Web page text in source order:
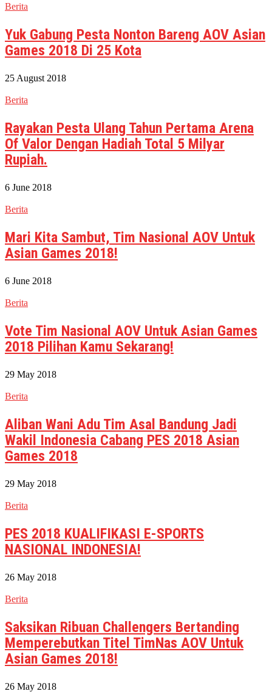
Berita
Yuk Gabung Pesta Nonton Bareng AOV Asian
Games 2018 Di 25 Kota
25 August 2018
Berita
Rayakan Pesta Ulang Tahun Pertama Arena
Of Valor Dengan Hadiah Total 5 Milyar
Rupiah.
6 June 2018
Berita
Mari Kita Sambut, Tim Nasional AOV Untuk
Asian Games 2018!
6 June 2018
Berita
Vote Tim Nasional AOV Untuk Asian Games
2018 Pilihan Kamu Sekarang!
29 May 2018
Berita
Aliban Wani Adu Tim Asal Bandung Jadi
Wakil Indonesia Cabang PES 2018 Asian
Games 2018
29 May 2018
Berita
PES 2018 KUALIFIKASI E-SPORTS
NASIONAL INDONESIA!
26 May 2018
Berita
Saksikan Ribuan Challengers Bertanding
Memperebutkan Titel TimNas AOV Untuk
Asian Games 2018!
26 May 2018